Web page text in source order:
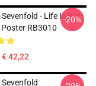
- Life Is But
RB3010
€ 42,22
-20%